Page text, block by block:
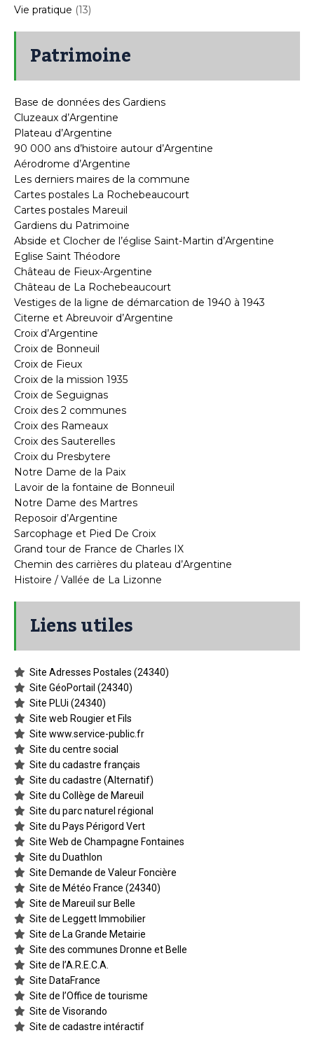
Vie pratique (13)
Patrimoine
Base de données des Gardiens
Cluzeaux d’Argentine
Plateau d’Argentine
90 000 ans d’histoire autour d’Argentine
Aérodrome d’Argentine
Les derniers maires de la commune
Cartes postales La Rochebeaucourt
Cartes postales Mareuil
Gardiens du Patrimoine
Abside et Clocher de l’église Saint-Martin d’Argentine
Eglise Saint Théodore
Château de Fieux-Argentine
Château de La Rochebeaucourt
Vestiges de la ligne de démarcation de 1940 à 1943
Citerne et Abreuvoir d’Argentine
Croix d’Argentine
Croix de Bonneuil
Croix de Fieux
Croix de la mission 1935
Croix de Seguignas
Croix des 2 communes
Croix des Rameaux
Croix des Sauterelles
Croix du Presbytere
Notre Dame de la Paix
Lavoir de la fontaine de Bonneuil
Notre Dame des Martres
Reposoir d’Argentine
Sarcophage et Pied De Croix
Grand tour de France de Charles IX
Chemin des carrières du plateau d’Argentine
Histoire / Vallée de La Lizonne
Liens utiles
Site Adresses Postales (24340)
Site GéoPortail (24340)
Site PLUi (24340)
Site web Rougier et Fils
Site www.service-public.fr
Site du centre social
Site du cadastre français
Site du cadastre (Alternatif)
Site du Collège de Mareuil
Site du parc naturel régional
Site du Pays Périgord Vert
Site Web de Champagne Fontaines
Site du Duathlon
Site Demande de Valeur Foncière
Site de Météo France (24340)
Site de Mareuil sur Belle
Site de Leggett Immobilier
Site de La Grande Metairie
Site des communes Dronne et Belle
Site de l’A.R.E.C.A.
Site DataFrance
Site de l’Office de tourisme
Site de Visorando
Site de cadastre intéractif